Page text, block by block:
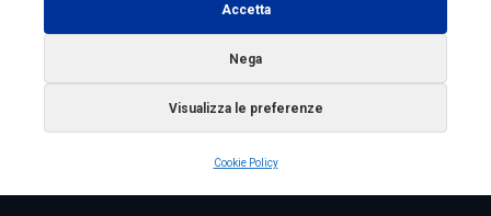
Accetta
Nega
Visualizza le preferenze
Cookie Policy
Testata Giornalistica Sportiva: reg. Tribunale Di
Campobasso n. 224 del 4/5/1996 - Direttore Responsabile:
ANTONIO DI LALLO
Radio Tele Molise s.r.l. - P.IVA 00213640709